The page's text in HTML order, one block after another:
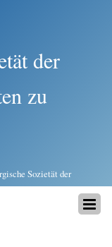
der
zu
Sozietät der